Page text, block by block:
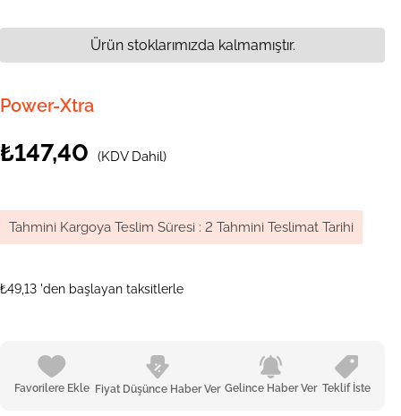
Power-Xtra
₺147,40 (KDV Dahil)
Tahmini Kargoya Teslim Süresi : 2 Tahmini Teslimat Tarihi
₺49,13 'den başlayan taksitlerle
Favorilere Ekle Fiyat Düşünce Haber Ver Gelince Haber Ver Teklif İste
Ürün stoklarımızda kalmamıştır.